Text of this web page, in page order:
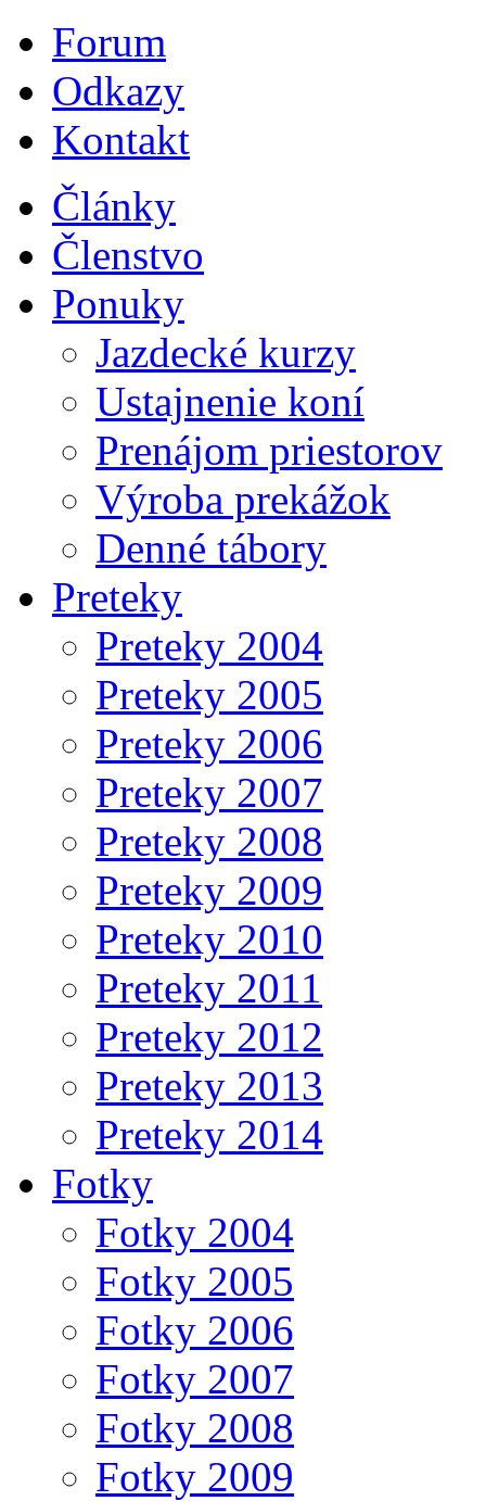
Forum
Odkazy
Kontakt
Články
Členstvo
Ponuky
Jazdecké kurzy
Ustajnenie koní
Prenájom priestorov
Výroba prekážok
Denné tábory
Preteky
Preteky 2004
Preteky 2005
Preteky 2006
Preteky 2007
Preteky 2008
Preteky 2009
Preteky 2010
Preteky 2011
Preteky 2012
Preteky 2013
Preteky 2014
Fotky
Fotky 2004
Fotky 2005
Fotky 2006
Fotky 2007
Fotky 2008
Fotky 2009